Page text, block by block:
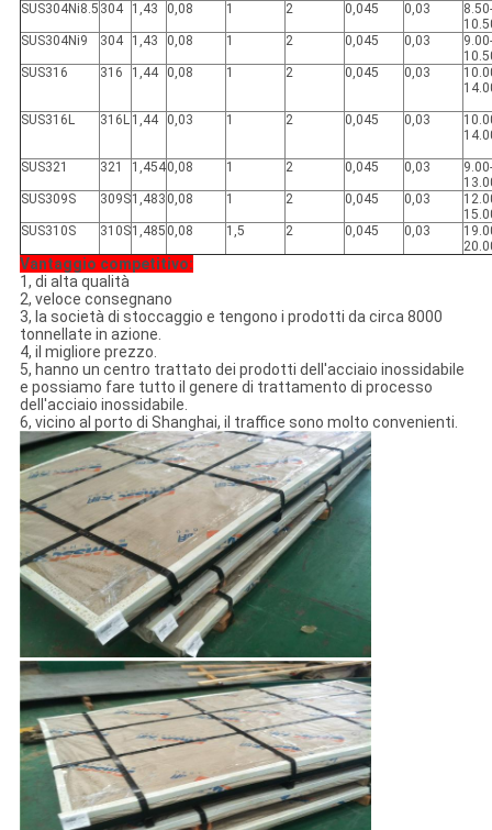
SUS304Ni8.5 304 1,43 0,08 1 2 0,045 0,03
8.50-
SUS304Ni9
304 1,43 0,08 1 2 0,045 0,03
9.00-
SUS316
316 1,44 0,08 1 2 0,045 0,03
SUS316L 316L 1,44 0,03 1 2 0,045 0,03
SUS321 321 1,4540,08 1 2 0,045 0,03
9.00-
SUS309S
309S1,483 0,08 1 2 0,045 0,03
SUS310S
310S1,485 0,08 1,5 2 0,045 0,03
Vantaggio competitivo:
1, di alta qualità
2, veloce consegnano
3, la società di stoccaggio e tengono i prodotti da circa 8000
tonnellate in azione.
4, il migliore prezzo.
5, hanno un centro trattato dei prodotti dell'acciaio inossidabile
e possiamo fare tutto il genere di trattamento di processo
dell'acciaio inossidabile.
6, vicino al porto di Shanghai, il traffice sono molto convenienti.